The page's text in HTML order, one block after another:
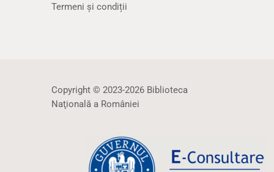
Termeni și condiții
Copyright © 2023-2026 Biblioteca
Naţională a României